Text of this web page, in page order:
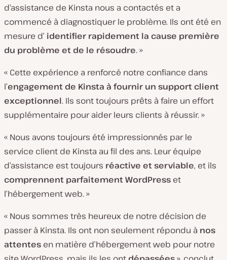
d’assistance de Kinsta nous a contactés et a
commencé à diagnostiquer le problème. Ils ont été en
mesure d’ identifier rapidement la cause première
du problème et de le résoudre. »
« Cette expérience a renforcé notre confiance dans
l’engagement de Kinsta à fournir un support client
exceptionnel. Ils sont toujours prêts à faire un effort
supplémentaire pour aider leurs clients à réussir. »
« Nous avons toujours été impressionnés par le
service client de Kinsta au fil des ans. Leur équipe
d’assistance est toujours réactive et serviable, et ils
comprennent parfaitement WordPress et
l’hébergement web. »
« Nous sommes très heureux de notre décision de
passer à Kinsta. Ils ont non seulement répondu à nos
attentes en matière d’hébergement web pour notre